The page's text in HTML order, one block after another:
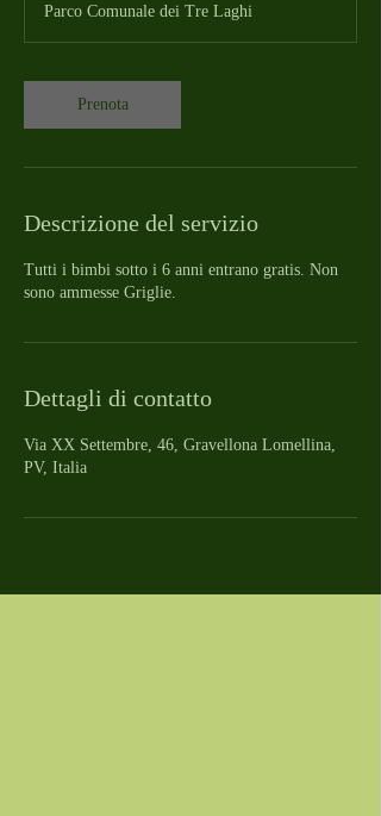
r
e
Parco Comunale dei Tre Laghi
Prenota
Descrizione del servizio
Tutti i bimbi sotto i 6 anni entrano gratis. Non
sono ammesse Griglie.
Dettagli di contatto
Via XX Settembre, 46, Gravellona Lomellina,
PV, Italia